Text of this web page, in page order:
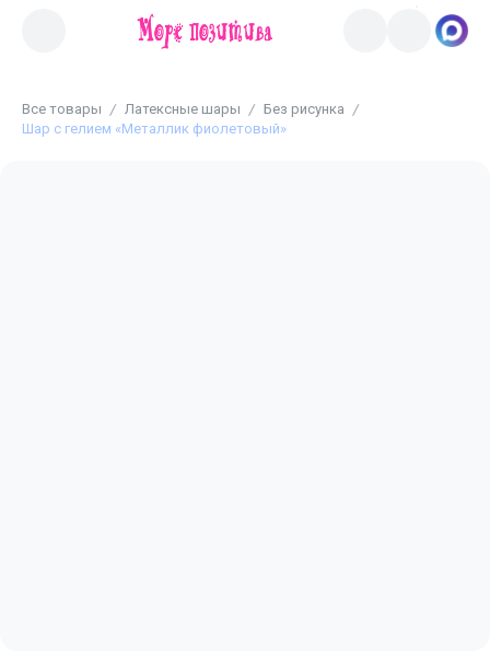
Все товары Латексные шары
Без рисунка
Шар с гелием «Металлик фиолетовый»